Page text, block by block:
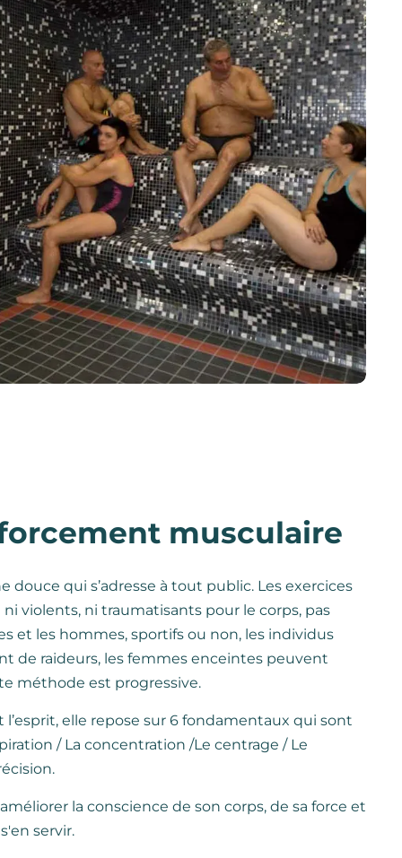
musculaire
douce qui s’adresse à tout public. Les exercices
ni violents, ni traumatisants pour le corps, pas
et les hommes, sportifs ou non, les individus
de raideurs, les femmes enceintes peuvent
méthode est progressive.
elle repose sur 6 fondamentaux qui sont
/ La concentration /Le centrage / Le
la conscience de son corps, de sa force et
servir.